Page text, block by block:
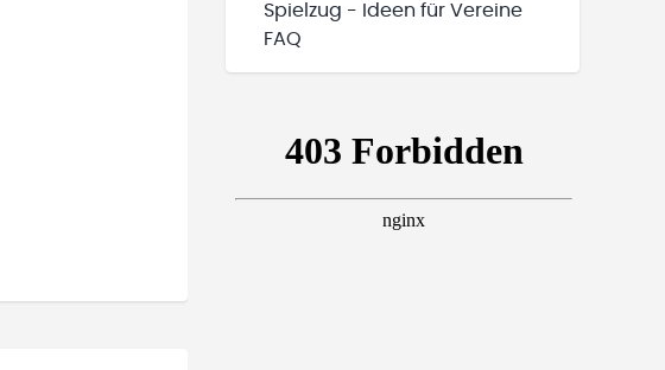
Spielzug - Ideen für Vereine
FAQ